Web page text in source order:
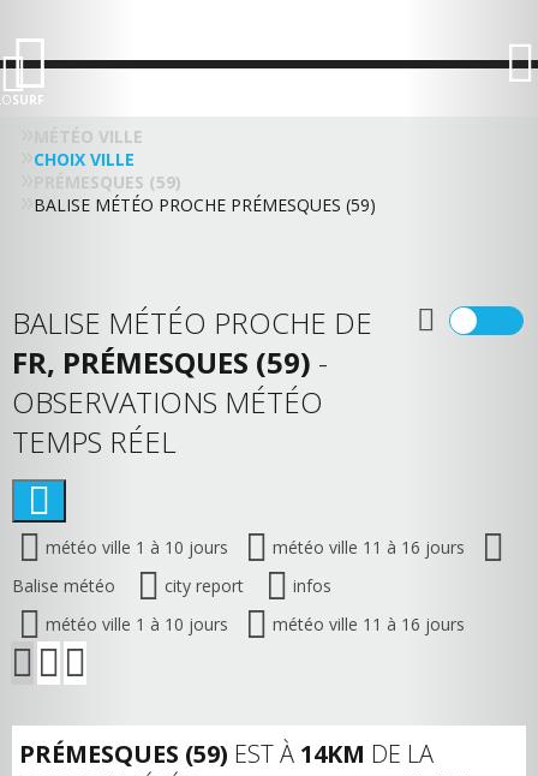
SURF
MÉTÉO VILLE
CHOIX VILLE
PRÉMESQUES (59)
BALISE MÉTÉO PROCHE PRÉMESQUES (59)
BALISE MÉTÉO PROCHE DE
FR, PRÉMESQUES (59) -
OBSERVATIONS MÉTÉO
TEMPS RÉEL
météo ville 1 à 10 jours
météo ville 11 à 16 jours
Balise météo
city report
infos
météo ville 1 à 10 jours
météo ville 11 à 16 jours
PRÉMESQUES (59) EST À 14KM DE LA